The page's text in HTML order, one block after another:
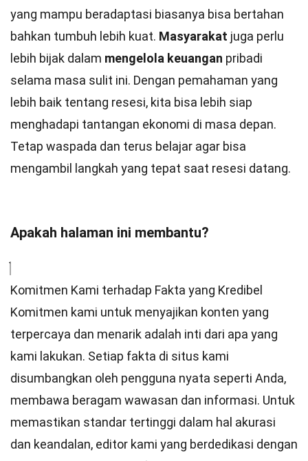
yang mampu beradaptasi biasanya bisa bertahan
bahkan tumbuh lebih kuat. Masyarakat juga perlu
lebih bijak dalam mengelola keuangan pribadi
selama masa sulit ini. Dengan pemahaman yang
lebih baik tentang resesi, kita bisa lebih siap
menghadapi tantangan ekonomi di masa depan.
Tetap waspada dan terus belajar agar bisa
mengambil langkah yang tepat saat resesi datang.
Apakah halaman ini membantu?
Komitmen Kami terhadap Fakta yang Kredibel
Komitmen kami untuk menyajikan konten yang
terpercaya dan menarik adalah inti dari apa yang
kami lakukan. Setiap fakta di situs kami
disumbangkan oleh pengguna nyata seperti Anda,
membawa beragam wawasan dan informasi. Untuk
memastikan standar tertinggi dalam hal akurasi
dan keandalan, editor kami yang berdedikasi dengan